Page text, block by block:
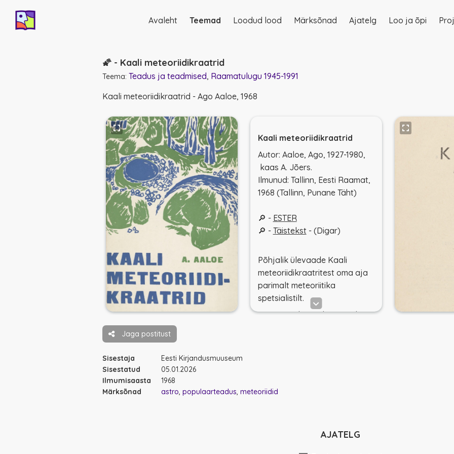
Põhinavigatsioon
Avaleht Teemad Loodud lood Märksõnad Ajatelg Loo ja õpi
🌠 - Kaali meteoriidikraatrid
Teema: Teadus ja teadmised Raamatulugu 1945-1991
Kaali meteoriidikraatrid - Ago Aaloe, 1968
Kaali meteoriidikraatrid
Autor: Aaloe, Ago, 1927-1980,
kaas A. Jõers.
Ilmunud: Tallinn, Eesti Raamat,
1968 (Tallinn, Punane Täht)
🔎 - ESTER
🔎 - Täistekst- (Digar)
Põhjalik ülevaade Kaali
meteoriidikraatritest oma aja
parimalt meteoriitika
spetsialistilt.
🔎 - 1990ndate edasiarendus
te ning meteoriitide otsimise
Jaga postitust
Sisestaja
Eesti Kirjandusmuuseum
Sisestatud
05.01.2026
Ilmumisaasta
1968
Märksõnad
astro populaarteadus meteoriidid
AJATELG